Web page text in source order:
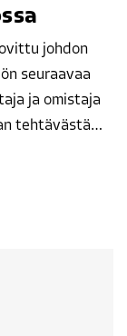
johdon
seuraavaa
ja omistaja
tehtävästä…